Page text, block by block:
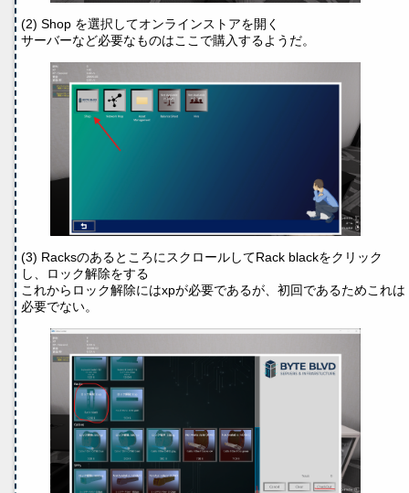
(2) Shop を選択してオンラインストアを開く
サーバーなど必要なものはここで購入するようだ。
(3) RacksのあるところにスクロールしてRack blackをクリック
し、ロック解除をする
これからロック解除にはxpが必要であるが、初回であるためこれは
必要でない。